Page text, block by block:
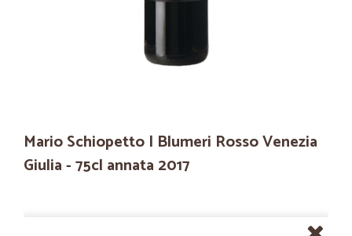
Mario Schiopetto | Blumeri Rosso Venezia
Giulia - 75cl annata 2017